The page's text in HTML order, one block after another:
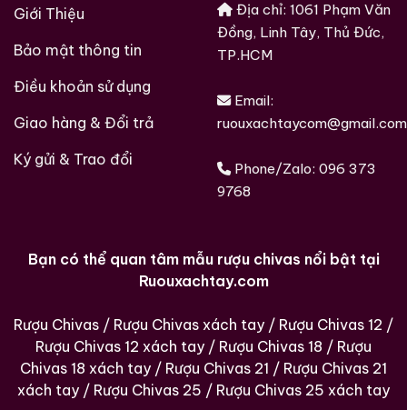
Thùng ủ và phong cách trưởng thành
với việc sử dụng:
Thùng gỗ sồi châu Âu
trong thùng sherry refill hoặc first fill nhẹ, tạo nên
màu sắc và cấu trúc cổ điển đặc trưng.
Khác với phong cách sherry đậm đặc hiện đại, sherry
cổ điển thập niên 1960 mang lại:
Hương trái cây khô tinh tế
Giới Thiệu
Bảo mật thông tin
Điều khoản sử dụng
Giao hàng & Đổi trả
Ký gửi & Trao đổi
Địa chỉ: 1061 Phạm Văn
Đồng, Linh Tây, Thủ Đức,
TP.HCM
Email:
ruouxachtaycom@gmail.com
Phone/Zalo: 096 373
9768
Bạn có thể quan tâm mẫu rượu chivas nổi bật tại
Ruouxachtay.com
Rượu Chivas / Rượu Chivas xách tay / Rượu Chivas 12 /
Rượu Chivas 12 xách tay / Rượu Chivas 18 / Rượu
Chivas 18 xách tay / Rượu Chivas 21 / Rượu Chivas 21
xách tay / Rượu Chivas 25 / Rượu Chivas 25 xách tay